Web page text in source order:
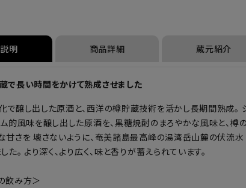
明 商品詳細 蔵元紹介
で長い時間をかけて熟成させました
で醸し出した原酒と、西洋の樽貯蔵技術を活かし長期間熟成。
ム的風味を醸し出した原酒を、黒糖焼酎のまろやかな風味と、樽
甘さを 壊さないように、奄美諸島最高峰の湯湾岳山麓の伏流水
た。 より深く、より広く、味と香りが蓄えられています。
飲み方＞